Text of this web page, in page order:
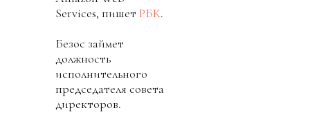
Services, пишет РБК.
Безос займет
должность
исполнительного
председателя совета
директоров.